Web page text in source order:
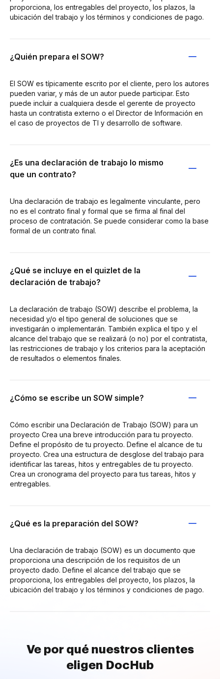
proporciona, los entregables del proyecto, los plazos, la
ubicación del trabajo y los términos y condiciones de pago.
¿Quién prepara el SOW?
El SOW es típicamente escrito por el cliente, pero los autores
pueden variar, y más de un autor puede participar. Esto
puede incluir a cualquiera desde el gerente de proyecto
hasta un contratista externo o el Director de Información en
el caso de proyectos de TI y desarrollo de software.
¿Es una declaración de trabajo lo mismo
que un contrato?
Una declaración de trabajo es legalmente vinculante, pero
no es el contrato final y formal que se firma al final del
proceso de contratación. Se puede considerar como la base
formal de un contrato final.
¿Qué se incluye en el quizlet de la
declaración de trabajo?
La declaración de trabajo (SOW) describe el problema, la
necesidad y/o el tipo general de soluciones que se
investigarán o implementarán. También explica el tipo y el
alcance del trabajo que se realizará (o no) por el contratista,
las restricciones de trabajo y los criterios para la aceptación
de resultados o elementos finales.
¿Cómo se escribe un SOW simple?
Cómo escribir una Declaración de Trabajo (SOW) para un
proyecto Crea una breve introducción para tu proyecto.
Define el propósito de tu proyecto. Define el alcance de tu
proyecto. Crea una estructura de desglose del trabajo para
identificar las tareas, hitos y entregables de tu proyecto.
Crea un cronograma del proyecto para tus tareas, hitos y
entregables.
¿Qué es la preparación del SOW?
Una declaración de trabajo (SOW) es un documento que
proporciona una descripción de los requisitos de un
proyecto dado. Define el alcance del trabajo que se
proporciona, los entregables del proyecto, los plazos, la
ubicación del trabajo y los términos y condiciones de pago.
Ve por qué nuestros clientes
eligen DocHub